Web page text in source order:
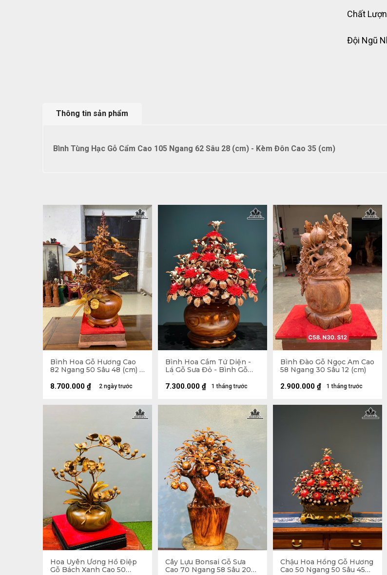
Chất
Đội Ngũ
Thông tin sản phẩm
Bình Tùng Hạc Gỗ Cẩm Cao 105 Ngang 62 Sâu 28 (cm) - Kèm Đôn Cao 35 (cm)
Bình Hoa Gỗ Hương Cao
82 Ngang 50 Sâu 48 (cm) -
2 ngày trước
8.700.000 ₫
Bình Hoa Cắm Tứ Diện -
Lá Gỗ Sưa Đỏ - Bình Gỗ
Cẩm Paorosa Cao 58
Đường Kính 45 (cm)
1 tháng trước
7.300.000 ₫
Bình Đào Gỗ Ngọc Am Cao
58 Ngang 30 Sâu 12 (cm)
1 tháng trước
2.900.000 ₫
Hoa Uyên Ương Hồ Điệp
Gỗ Bách Xanh Cao 50
Cây Lựu Bonsai Gỗ Sưa
Cao 70 Ngang 58 Sâu 20
Chậu Hoa Hồng Gỗ Hương
Cao 50 Ngang 50 Sâu 45